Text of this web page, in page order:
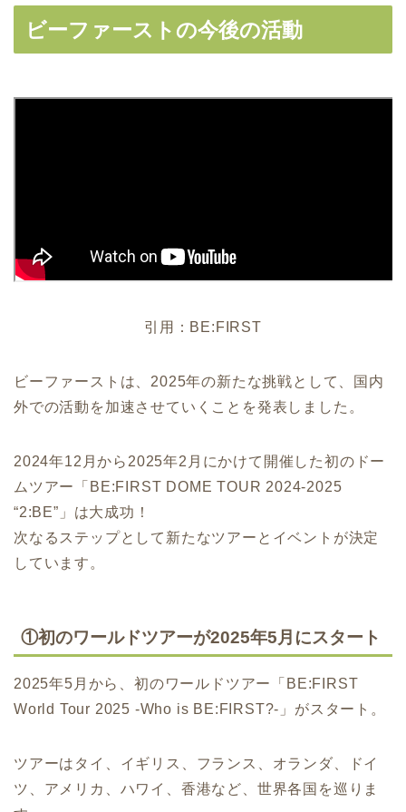
ビーファーストの今後の活動
引用：BE:FIRST
ビーファーストは、2025年の新たな挑戦として、国内
外での活動を加速させていくことを発表しました。
2024年12月から2025年2月にかけて開催した初のドー
ムツアー「BE:FIRST DOME TOUR 2024-2025
“2:BE”」は大成功！
次なるステップとして新たなツアーとイベントが決定
しています。
①初のワールドツアーが2025年5月にスタート
2025年5月から、初のワールドツアー「BE:FIRST
World Tour 2025 -Who is BE:FIRST?-」がスタート。
ツアーはタイ、イギリス、フランス、オランダ、ドイ
ツ、アメリカ、ハワイ、香港など、世界各国を巡りま